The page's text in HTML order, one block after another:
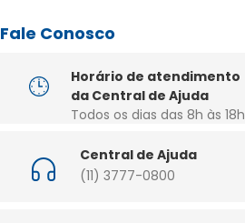
Fale Conosco
Horário de atendimento
da Central de Ajuda
Todos os dias das 8h às 18h
Central de Ajuda
(11) 3777-0800